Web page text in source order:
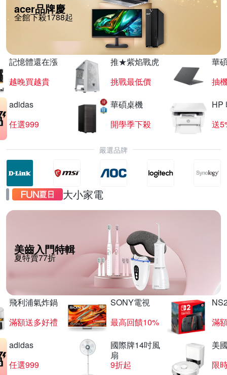
acer品牌慶
全館下殺1788起
記憶體還在漲
越晚買越貴
推★紫焰戰虎
挑戰最低價
華
抽
adidas
任選999
華碩桌機
開學季下殺
HP
送
嚴選品牌
大小家電
美齒入門特輯
夏特賣77折
飛利浦氣炸鍋
滿額送多好禮
SONY電視
最高回饋10%
滿
adidas
任選999
國際牌14吋風
扇
9折起
美
限